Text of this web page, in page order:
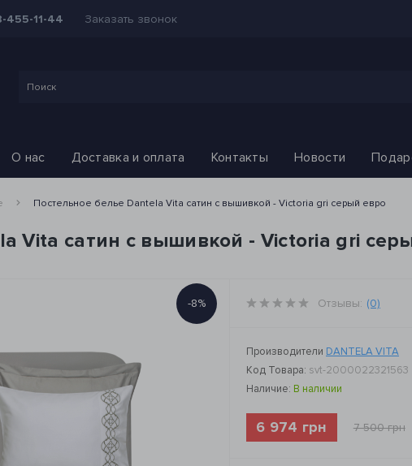
455-11-44 Заказать звонок
О нас Доставка и оплата Контакты Новости
Постельное белье Dantela Vita сатин с вышивкой - Victoria gri серый евро
Vita сатин с вышивкой - Victoria gri
-8% Отзывы: (0)
Производители DANTELA VITA
Код Товара: svt-2000022321563
Наличие: В наличии
6 974 грн 7 500 грн